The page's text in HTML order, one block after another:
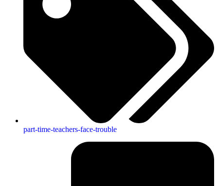
part-time-teachers-face-trouble